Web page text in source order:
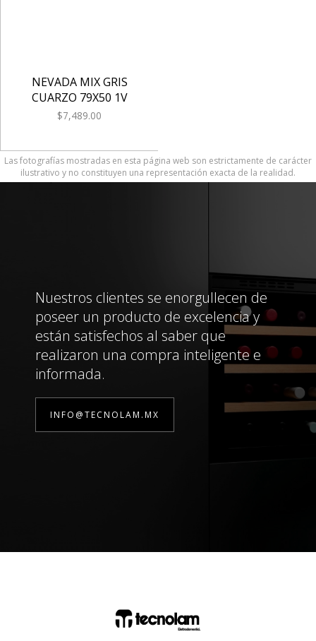
NEVADA MIX GRIS
CUARZO 79X50 1V
$7,489.00
Las fotografías mostradas en esta página web son estrictamente de carácter
ilustrativo y no constituyen una representación exacta de la realidad.
Nuestros clientes se enorgullecen de
poseer un producto de excelencia y
están satisfechos al saber que
realizaron una compra inteligente e
informada.
INFO@TECNOLAM.MX